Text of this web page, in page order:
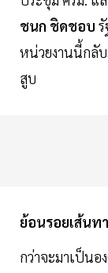
ชนก ชิดชอบ
หน่วยงานนี้กลั
สูบ
ย้อนรอยเส้นท
กว่าจะมาเป็น